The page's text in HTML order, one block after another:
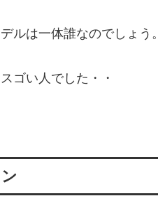
ルは一体誰なのでしょう。
ゴい人でした・・